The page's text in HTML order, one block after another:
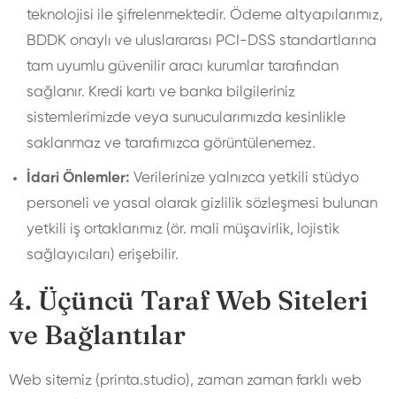
teknolojisi ile şifrelenmektedir. Ödeme altyapılarımız,
BDDK onaylı ve uluslararası PCI-DSS standartlarına
tam uyumlu güvenilir aracı kurumlar tarafından
sağlanır. Kredi kartı ve banka bilgileriniz
sistemlerimizde veya sunucularımızda kesinlikle
saklanmaz ve tarafımızca görüntülenemez.
İdari Önlemler: Verilerinize yalnızca yetkili stüdyo
personeli ve yasal olarak gizlilik sözleşmesi bulunan
yetkili iş ortaklarımız (ör. mali müşavirlik, lojistik
sağlayıcıları) erişebilir.
4. Üçüncü Taraf Web Siteleri
ve Bağlantılar
Web sitemiz (printa.studio), zaman zaman farklı web